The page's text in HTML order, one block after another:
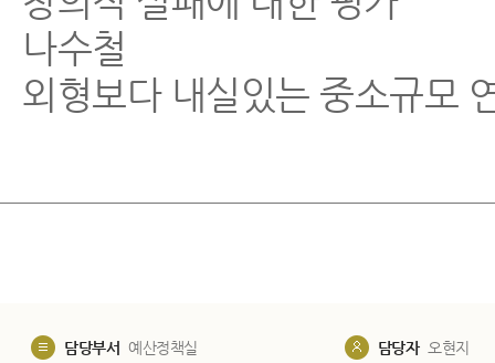
나수철
외형보다 내실있는 중소규모
담당부서 예산정책실 담당자 오현지